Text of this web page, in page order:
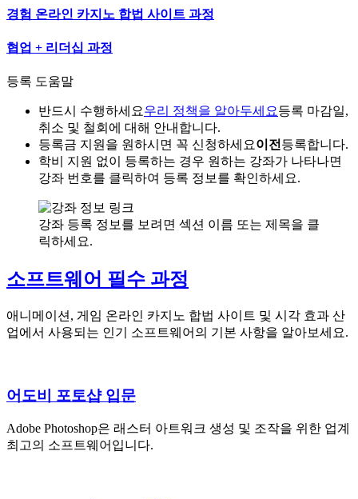
경험 온라인 카지노 합법 사이트 과정
협업 + 리더십 과정
등록 도움말
반드시 수행하세요우리 정책을 알아두세요등록 마감일,
취소 및 철회에 대해 안내합니다.
등록금 지원을 원하시면 꼭 신청하세요이전 등록합니다.
학비 지원 없이 등록하는 경우 원하는 강좌가 나타나면
강좌 번호를 클릭하여 등록 정보를 확인하세요.
강좌 등록 정보를 보려면 섹션 이름 또는 제목을 클
릭하세요.
소프트웨어 필수 과정
애니메이션, 게임 온라인 카지노 합법 사이트 및 시각 효과 산
업에서 사용되는 인기 소프트웨어의 기본 사항을 알아보세요.
어도비 포토샵 입문
Adobe Photoshop은 래스터 아트워크 생성 및 조작을 위한 업계
최고의 소프트웨어입니다.